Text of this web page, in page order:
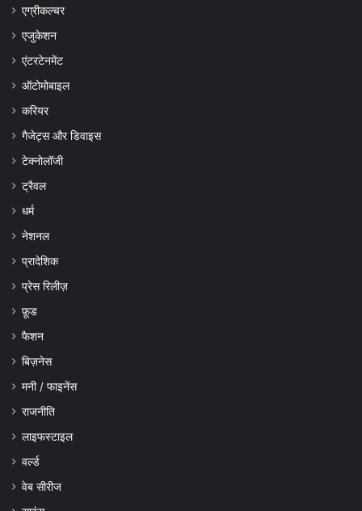
एग्रीकल्चर
एजुकेशन
एंटरटेनमेंट
ऑटोमोबाइल
करियर
गैजेट्स और डिवाइस
टेक्नोलॉजी
ट्रैवल
धर्म
नेशनल
प्रादेशिक
प्रेस रिलीज़
फ़ूड
फैशन
बिज़नेस
मनी / फाइनेंस
राजनीति
लाइफस्टाइल
वर्ल्ड
वेब सीरीज